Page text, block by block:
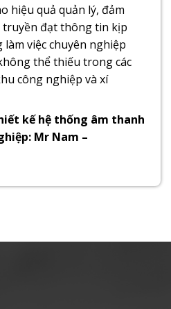
hiệu quả quản lý, đảm
đạt thông tin kịp
việc chuyên nghiệp
thể thiếu trong các
công nghiệp và xí
kế hệ thống âm thanh
Mr Nam –